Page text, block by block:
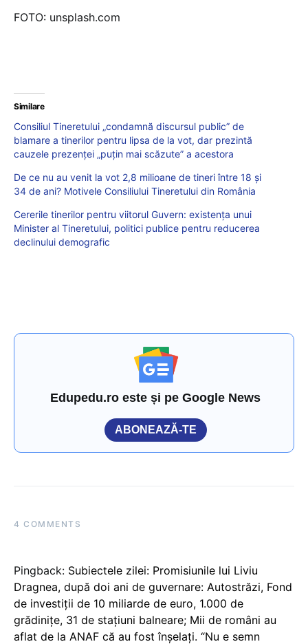
FOTO: unsplash.com
Similare
Consiliul Tineretului „condamnă discursul public” de
blamare a tinerilor pentru lipsa de la vot, dar prezintă
cauzele prezenței „puțin mai scăzute” a acestora
De ce nu au venit la vot 2,8 milioane de tineri între 18 și
34 de ani? Motivele Consiliului Tineretului din România
Cererile tinerilor pentru viitorul Guvern: existența unui
Minister al Tineretului, politici publice pentru reducerea
declinului demografic
Edupedu.ro este și pe Google News
ABONEAZĂ-TE
4 COMMENTS
Pingback: Subiectele zilei: Promisiunile lui Liviu
Dragnea, după doi ani de guvernare: Autostrăzi, Fond
de investiţii de 10 miliarde de euro, 1.000 de
grădiniţe, 31 de staţiuni balneare; Mii de români au
aflat de la ANAF că au fost înșelați. “Nu e semn